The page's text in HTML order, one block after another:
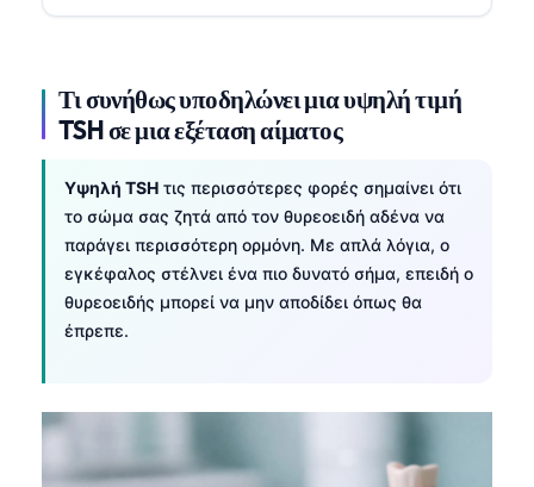
Τι συνήθως υποδηλώνει μια υψηλή τιμή
TSH σε μια εξέταση αίματος
Υψηλή TSH τις περισσότερες φορές σημαίνει ότι
το σώμα σας ζητά από τον θυρεοειδή αδένα να
παράγει περισσότερη ορμόνη. Με απλά λόγια, ο
εγκέφαλος στέλνει ένα πιο δυνατό σήμα, επειδή ο
θυρεοειδής μπορεί να μην αποδίδει όπως θα
έπρεπε.